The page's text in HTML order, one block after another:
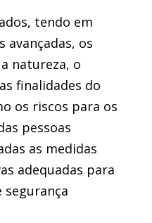
tendo em
avançadas, os
natureza, o
finalidades do
os riscos para os
pessoas
as medidas
adequadas para
segurança